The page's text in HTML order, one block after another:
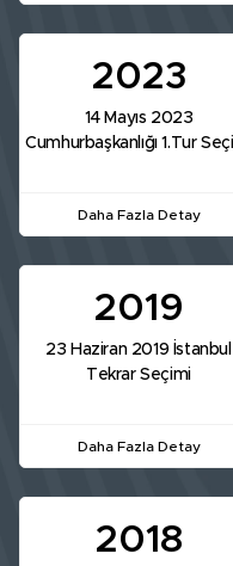
2023
14 Mayıs 2023
Cumhurbaşkanlığı 1.Tur
Daha Fazla Detay
2019
23 Haziran 2019 İstanbul
Tekrar Seçimi
Daha Fazla Detay
2018